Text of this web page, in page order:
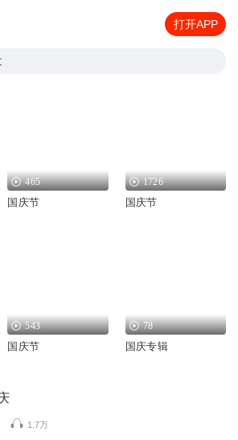
打开APP
465
国庆节
1726
国庆节
543
国庆节
78
国庆专辑
1.7万